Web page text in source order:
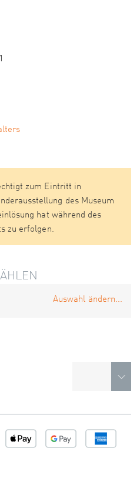
zum Eintritt in
des Museum
hat während des
zu erfolgen.
Auswahl ändern...